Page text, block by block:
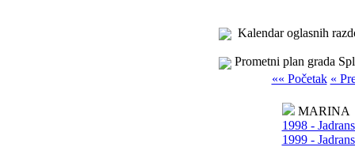
Kalendar oglasnih
Prometni plan grada
«« Početak «
MARINA
1998 -
1999 -